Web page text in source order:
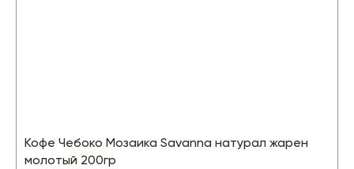
Кофе Чебоко Мозаика Savanna натурал жарен
молотый 200гр